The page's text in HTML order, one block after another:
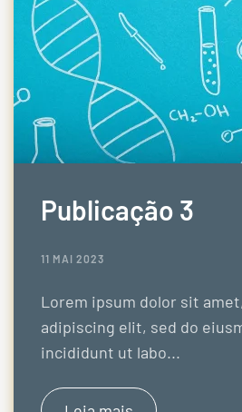
Publicação 3
11 MAI 2023
Lorem ipsum dolor sit
adipiscing elit, sed do
incididunt ut labo...